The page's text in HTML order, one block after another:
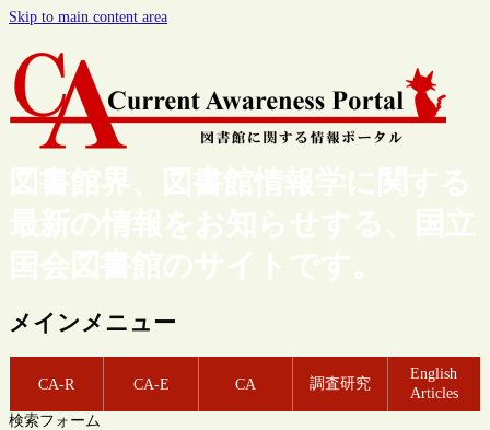
Skip to main content area
図書館界、図書館情報学に関する
最新の情報をお知らせする、国立
国会図書館のサイトです。
メインメニュー
CA-R CA-E CA 調査研究
English
Articles
検索フォーム